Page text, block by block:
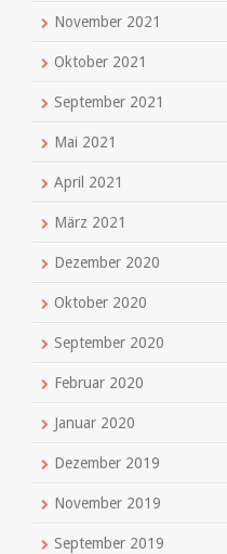
November 2021
Oktober 2021
September 2021
Mai 2021
April 2021
März 2021
Dezember 2020
Oktober 2020
September 2020
Februar 2020
Januar 2020
Dezember 2019
November 2019
September 2019